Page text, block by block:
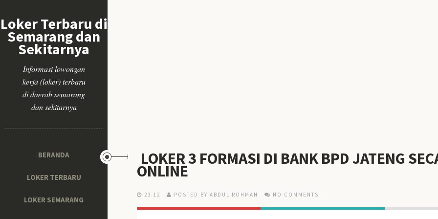
Loker Terbaru di
Semarang dan
Sekitarnya
Informasi lowongan
kerja (loker) terbaru
di daerah semarang
dan sekitarnya
BERANDA
LOKER TERBARU
LOKER SEMARANG
LOKER 3 FORMASI DI BANK BPD JATENG
ONLINE
23.12 POSTED BY ABDUL ROHMAN NO COMMENTS